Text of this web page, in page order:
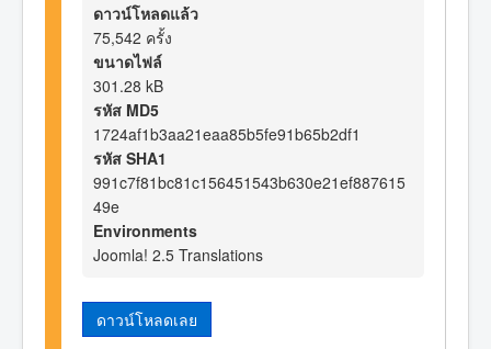
ดาวน์โหลดแล้ว
75,542 ครั้ง
ขนาดไฟล์
301.28 kB
รหัส MD5
1724af1b3aa21eaa85b5fe91b65b2df1
รหัส SHA1
991c7f81bc81c156451543b630e21ef887615
49e
Environments
Joomla! 2.5 Translations
ดาวน์โหลดเลย